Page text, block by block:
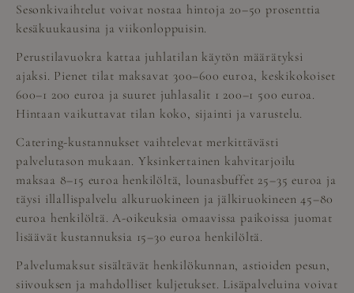
Sesonkivaihtelut voivat nostaa hintoja 20–50 prosenttia
kesäkuukausina ja viikonloppuisin.
Perustilavuokra kattaa juhlatilan käytön määrätyksi
ajaksi. Pienet tilat maksavat 300–600 euroa, keskikokoiset
600–1 200 euroa ja suuret juhlasalit 1 200–1 500 euroa.
Hintaan vaikuttavat tilan koko, sijainti ja varustelu.
Catering-kustannukset vaihtelevat merkittävästi
palvelutason mukaan. Yksinkertainen kahvitarjoilu
maksaa 8–15 euroa henkilöltä, lounasbuffet 25–35 euroa ja
täysi illallispalvelu alkuruokineen ja jälkiruokineen 45–80
euroa henkilöltä. A-oikeuksia omaavissa paikoissa juomat
lisäävät kustannuksia 15–30 euroa henkilöltä.
Palvelumaksut sisältävät henkilökunnan, astioiden pesun,
siivouksen ja mahdolliset kuljetukset. Lisäpalveluina voivat